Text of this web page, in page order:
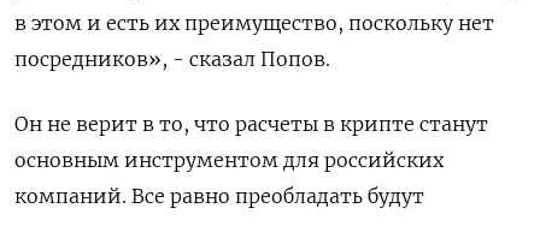
в этом и есть их преимущество, поскольку нет
посредников», - сказал Попов.
Он не верит в то, что расчеты в крипте станут
основным инструментом для российских
компаний. Все равно преобладать будут